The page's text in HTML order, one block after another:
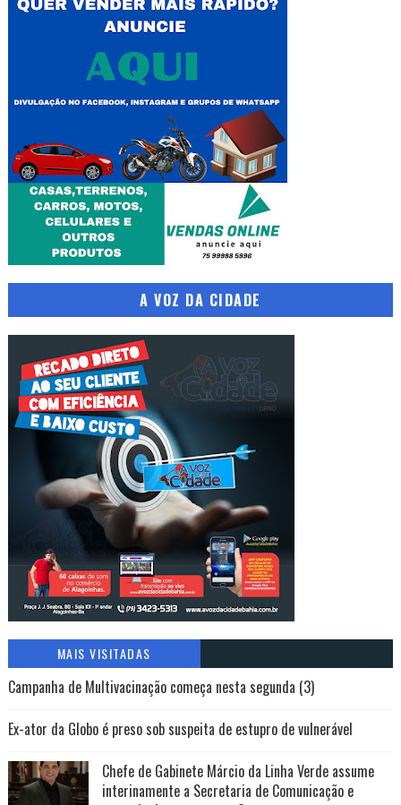
A VOZ DA CIDADE
MAIS VISITADAS
Campanha de Multivacinação começa nesta segunda (3)
Ex-ator da Globo é preso sob suspeita de estupro de vulnerável
Chefe de Gabinete Márcio da Linha Verde assume
interinamente a Secretaria de Comunicação e